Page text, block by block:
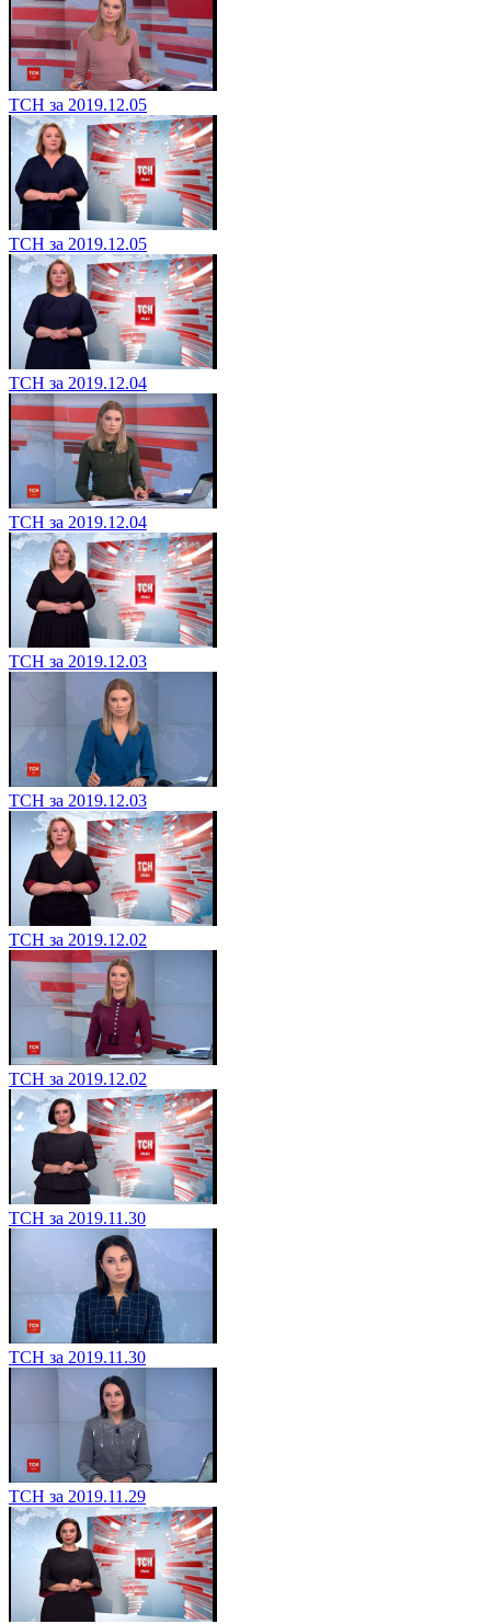
ТСН за 2019.12.05
ТСН за 2019.12.05
ТСН за 2019.12.04
ТСН за 2019.12.04
ТСН за 2019.12.03
ТСН за 2019.12.03
ТСН за 2019.12.02
ТСН за 2019.12.02
ТСН за 2019.11.30
ТСН за 2019.11.30
ТСН за 2019.11.29